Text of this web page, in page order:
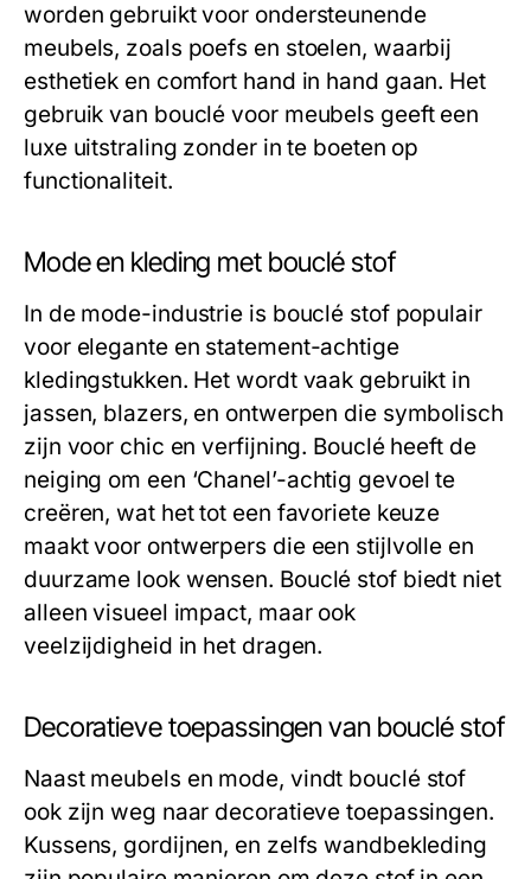
worden gebruikt voor ondersteunende
meubels, zoals poefs en stoelen, waarbij
esthetiek en comfort hand in hand gaan. Het
gebruik van bouclé voor meubels geeft een
luxe uitstraling zonder in te boeten op
functionaliteit.
Mode en kleding met bouclé stof
In de mode-industrie is bouclé stof populair
voor elegante en statement-achtige
kledingstukken. Het wordt vaak gebruikt in
jassen, blazers, en ontwerpen die symbolisch
zijn voor chic en verfijning. Bouclé heeft de
neiging om een ‘Chanel’-achtig gevoel te
creëren, wat het tot een favoriete keuze
maakt voor ontwerpers die een stijlvolle en
duurzame look wensen. Bouclé stof biedt niet
alleen visueel impact, maar ook
veelzijdigheid in het dragen.
Decoratieve toepassingen van bouclé stof
Naast meubels en mode, vindt bouclé stof
ook zijn weg naar decoratieve toepassingen.
Kussens, gordijnen, en zelfs wandbekleding